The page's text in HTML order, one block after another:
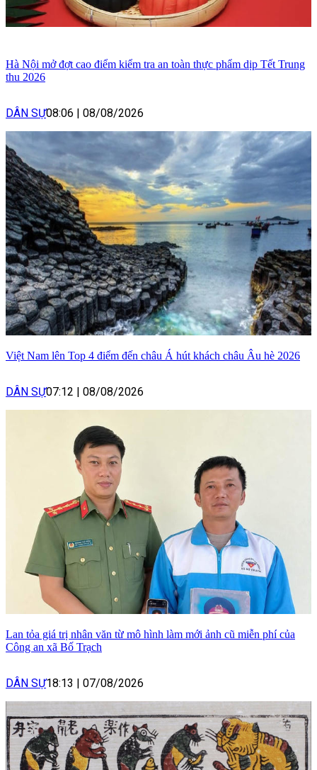
Hà Nội mở đợt cao điểm kiểm tra an toàn thực phẩm dịp Tết Trung
thu 2026
DÂN SỰ08:06 08/08/2026
Việt Nam lên Top 4 điểm đến châu Á hút khách châu Âu hè 2026
DÂN SỰ07:12 08/08/2026
Lan tỏa giá trị nhân văn từ mô hình làm mới ảnh cũ miễn phí của
Công an xã Bố Trạch
DÂN SỰ18:13 07/08/2026